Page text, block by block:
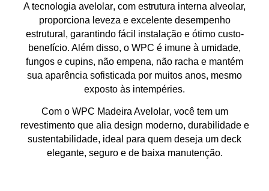
A tecnologia avelolar, com estrutura interna alveolar,
proporciona leveza e excelente desempenho
estrutural , garantindo fácil instalação e ótimo custo-
benefício. Além disso, o WPC é imune à umidade,
fungos e cupins, não empena, não racha e mantém
sua aparência sofisticada por muitos anos, mesmo
exposto às intempéries.
Com o WPC Madeira Avelolar, você tem um
revestimento que alia design moderno, durabilidade e
sustentabilidade, ideal para quem deseja um deck
elegante, seguro e de baixa manutenção.